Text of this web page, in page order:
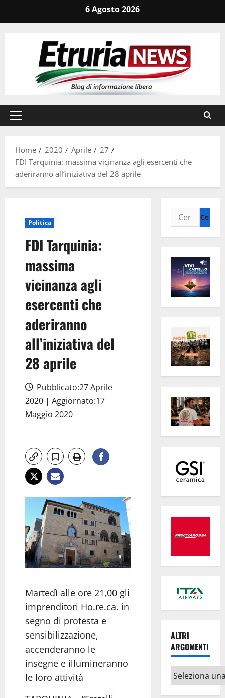
6 Agosto 2026
Menu
Home
2020 Aprile
27
FDI Tarquinia: massima vicinanza agli esercenti che
aderiranno all’iniziativa del 28 aprile
Politica
FDI Tarquinia:
massima
vicinanza agli
esercenti che
aderiranno
all’iniziativa del
28 aprile
Pubblicato:27 Aprile
2020 | Aggiornato:17
Maggio 2020
Martedì alle ore 21,00 gli
imprenditori Ho.re.ca. in
segno di protesta e
sensibilizzazione,
accenderanno le
insegne e illumineranno
le loro attività
Ricerca
per:
ALTRI
ARGOMENTI
Altri
argomenti